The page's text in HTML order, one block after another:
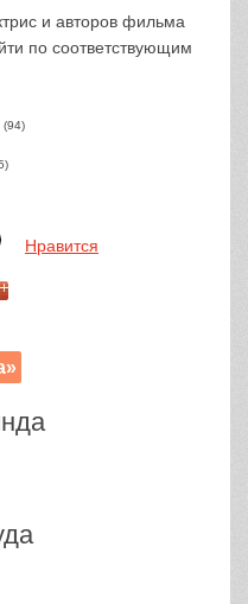
и авторов фильма
по соответствующим
(94)
Нравится